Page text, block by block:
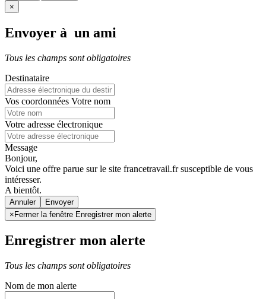
×
Envoyer à un ami
Tous les champs sont obligatoires
Destinataire
Vos coordonnées Votre nom
Votre adresse électronique
Message
Bonjour,
Voici une offre parue sur le site francetravail.fr susceptible de vous
intéresser.
A bientôt.
Annuler
× Fermer la fenêtre Enregistrer mon alerte
Enregistrer mon alerte
Tous les champs sont obligatoires
Nom de mon alerte